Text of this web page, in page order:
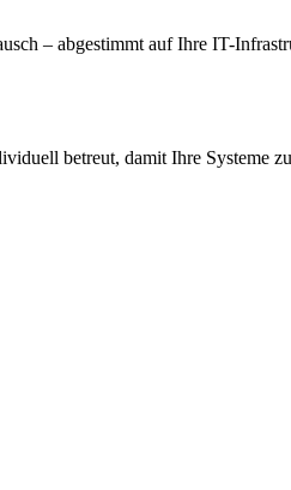
– abgestimmt auf Ihre IT-
betreut, damit Ihre Systeme